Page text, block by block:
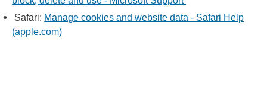
Safari: Manage cookies and website data - Safari Help
(apple.com)